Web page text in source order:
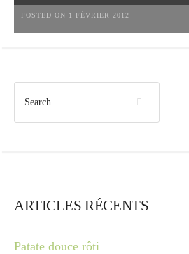
POSTED ON 1 FÉVRIER 2012
ARTICLES RÉCENTS
Patate douce rôti